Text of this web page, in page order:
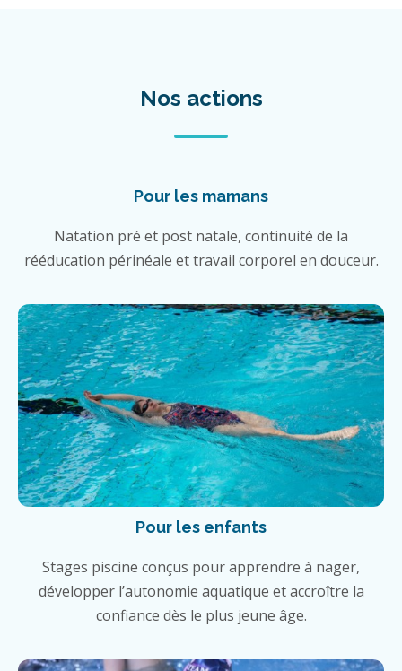
Nos actions
Pour les mamans
Natation pré et post natale, continuité de la
rééducation périnéale et travail corporel en douceur.
Pour les enfants
Stages piscine conçus pour apprendre à nager,
développer l’autonomie aquatique et accroître la
confiance dès le plus jeune âge.